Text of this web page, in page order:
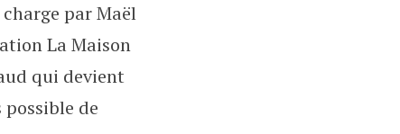
par Maël
La Maison
qui devient
de